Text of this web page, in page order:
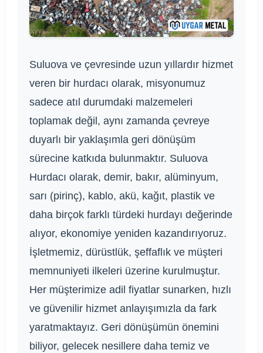
Suluova ve çevresinde uzun yıllardır hizmet
veren bir hurdacı olarak, misyonumuz
sadece atıl durumdaki malzemeleri
toplamak değil, aynı zamanda çevreye
duyarlı bir yaklaşımla geri dönüşüm
sürecine katkıda bulunmaktır. Suluova
Hurdacı olarak, demir, bakır, alüminyum,
sarı (pirinç), kablo, akü, kağıt, plastik ve
daha birçok farklı türdeki hurdayı değerinde
alıyor, ekonomiye yeniden kazandırıyoruz.
İşletmemiz, dürüstlük, şeffaflık ve müşteri
memnuniyeti ilkeleri üzerine kurulmuştur.
Her müşterimize adil fiyatlar sunarken, hızlı
ve güvenilir hizmet anlayışımızla da fark
yaratmaktayız. Geri dönüşümün önemini
biliyor, gelecek nesillere daha temiz ve